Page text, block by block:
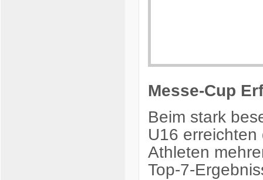
Messe-Cup
Beim stark
U16
Athleten
Top-7-